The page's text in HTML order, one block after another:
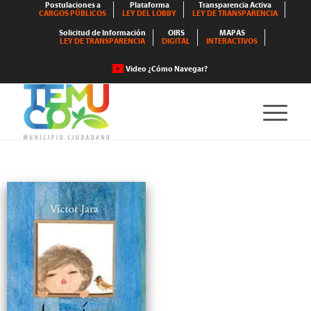
Postulaciones a
CARGOS PÚBLICOS
Plataforma
LEY DEL LOBBY
Transparencia Activa
LEY DE TRANSPARENCIA
Solicitud de Información
LEY DE TRANSPARENCIA
OIRS
DIGITAL
MAPAS
INTERACTIVOS
Video ¿Cómo Navegar?